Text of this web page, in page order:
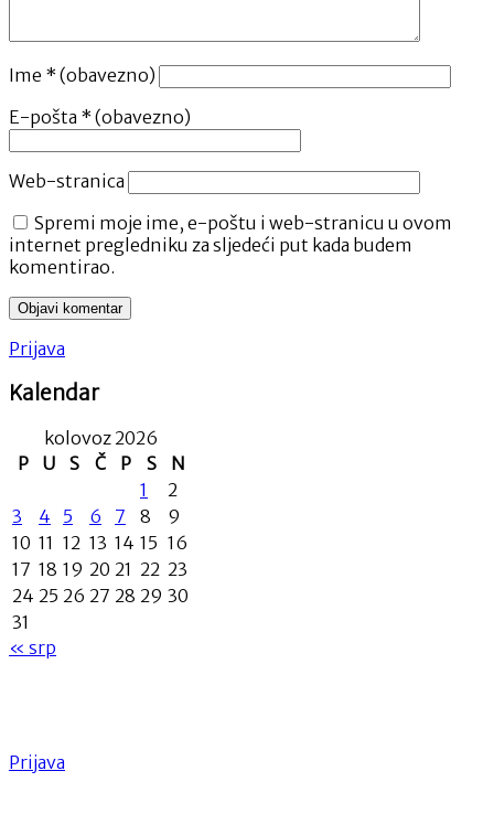
Ime * (obavezno)
E-pošta * (obavezno)
Web-stranica
Spremi moje ime, e-poštu i web-stranicu u ovom
internet pregledniku za sljedeći put kada budem
komentirao.
Prijava
Kalendar
kolovoz 2026
P
U S Č P S
N
1
2
3
4 5 6 7 8
9
10 11 12 13 14 15 16
17 18 19 20 21 22 23
24 25 26 27 28 29 30
31
« srp
Prijava